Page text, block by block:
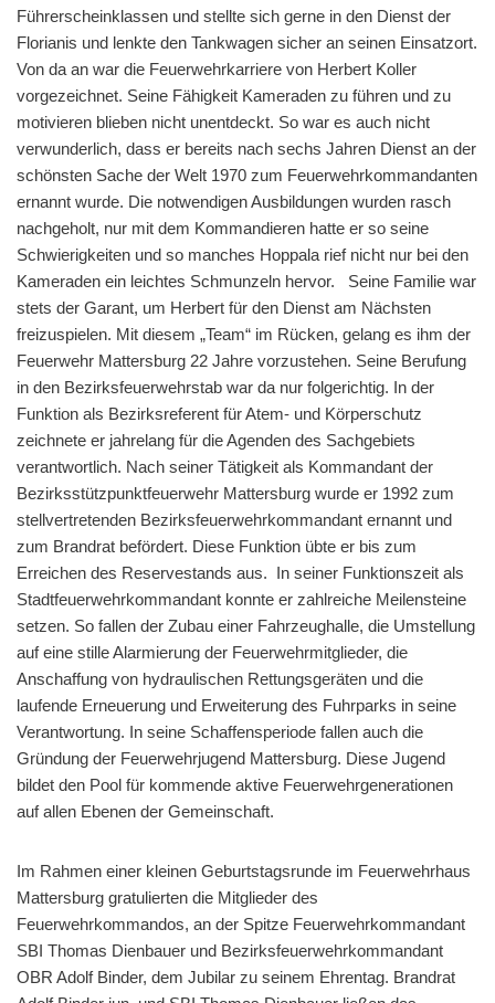
Führerscheinklassen und stellte sich gerne in den Dienst der
Florianis und lenkte den Tankwagen sicher an seinen Einsatzort.
Von da an war die Feuerwehrkarriere von Herbert Koller
vorgezeichnet. Seine Fähigkeit Kameraden zu führen und zu
motivieren blieben nicht unentdeckt. So war es auch nicht
verwunderlich, dass er bereits nach sechs Jahren Dienst an der
schönsten Sache der Welt 1970 zum Feuerwehrkommandanten
ernannt wurde. Die notwendigen Ausbildungen wurden rasch
nachgeholt, nur mit dem Kommandieren hatte er so seine
Schwierigkeiten und so manches Hoppala rief nicht nur bei den
Kameraden ein leichtes Schmunzeln hervor. Seine Familie war
stets der Garant, um Herbert für den Dienst am Nächsten
freizuspielen. Mit diesem „Team“ im Rücken, gelang es ihm der
Feuerwehr Mattersburg 22 Jahre vorzustehen. Seine Berufung
in den Bezirksfeuerwehrstab war da nur folgerichtig. In der
Funktion als Bezirksreferent für Atem- und Körperschutz
zeichnete er jahrelang für die Agenden des Sachgebiets
verantwortlich. Nach seiner Tätigkeit als Kommandant der
Bezirksstützpunktfeuerwehr Mattersburg wurde er 1992 zum
stellvertretenden Bezirksfeuerwehrkommandant ernannt und
zum Brandrat befördert. Diese Funktion übte er bis zum
Erreichen des Reservestands aus. In seiner Funktionszeit als
Stadtfeuerwehrkommandant konnte er zahlreiche Meilensteine
setzen. So fallen der Zubau einer Fahrzeughalle, die Umstellung
auf eine stille Alarmierung der Feuerwehrmitglieder, die
Anschaffung von hydraulischen Rettungsgeräten und die
laufende Erneuerung und Erweiterung des Fuhrparks in seine
Verantwortung. In seine Schaffensperiode fallen auch die
Gründung der Feuerwehrjugend Mattersburg. Diese Jugend
bildet den Pool für kommende aktive Feuerwehrgenerationen
auf allen Ebenen der Gemeinschaft.
Im Rahmen einer kleinen Geburtstagsrunde im Feuerwehrhaus
Mattersburg gratulierten die Mitglieder des
Feuerwehrkommandos, an der Spitze Feuerwehrkommandant
SBI Thomas Dienbauer und Bezirksfeuerwehrkommandant
OBR Adolf Binder, dem Jubilar zu seinem Ehrentag. Brandrat